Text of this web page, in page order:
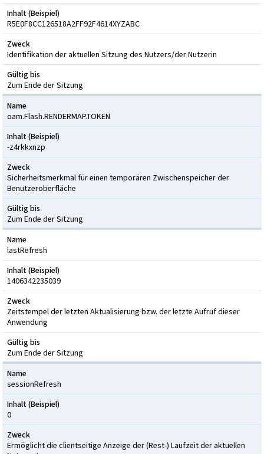
Inhalt (Beispiel)
R5E0F8CC126518A2FF92F4614XYZABC
Zweck
Identifikation der aktuellen Sitzung des Nutzers/der Nutzerin
Gültig bis
Zum Ende der Sitzung
Name
oam.Flash.RENDERMAP.TOKEN
Inhalt (Beispiel)
-z4rkkxnzp
Zweck
Sicherheitsmerkmal für einen temporären Zwischenspeicher der
Benutzeroberfläche
Gültig bis
Zum Ende der Sitzung
Name
lastRefresh
Inhalt (Beispiel)
1406342235039
Zweck
Zeitstempel der letzten Aktualisierung bzw. der letzte Aufruf dieser
Anwendung
Gültig bis
Zum Ende der Sitzung
Name
sessionRefresh
Inhalt (Beispiel)
0
Zweck
Ermöglicht die clientseitige Anzeige der (Rest-) Laufzeit der aktuellen